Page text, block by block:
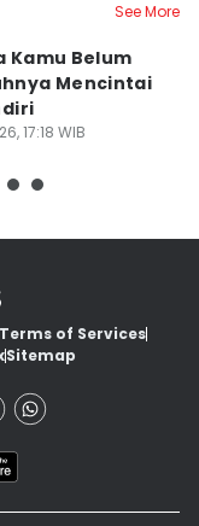
See More
Kamu Belum
Mencintai
17:18 WIB
Terms of Services
Sitemap